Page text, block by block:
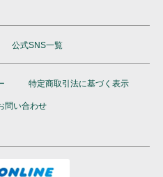
公式SNS一覧
特定商取引法に基づく表示
問い合わせ